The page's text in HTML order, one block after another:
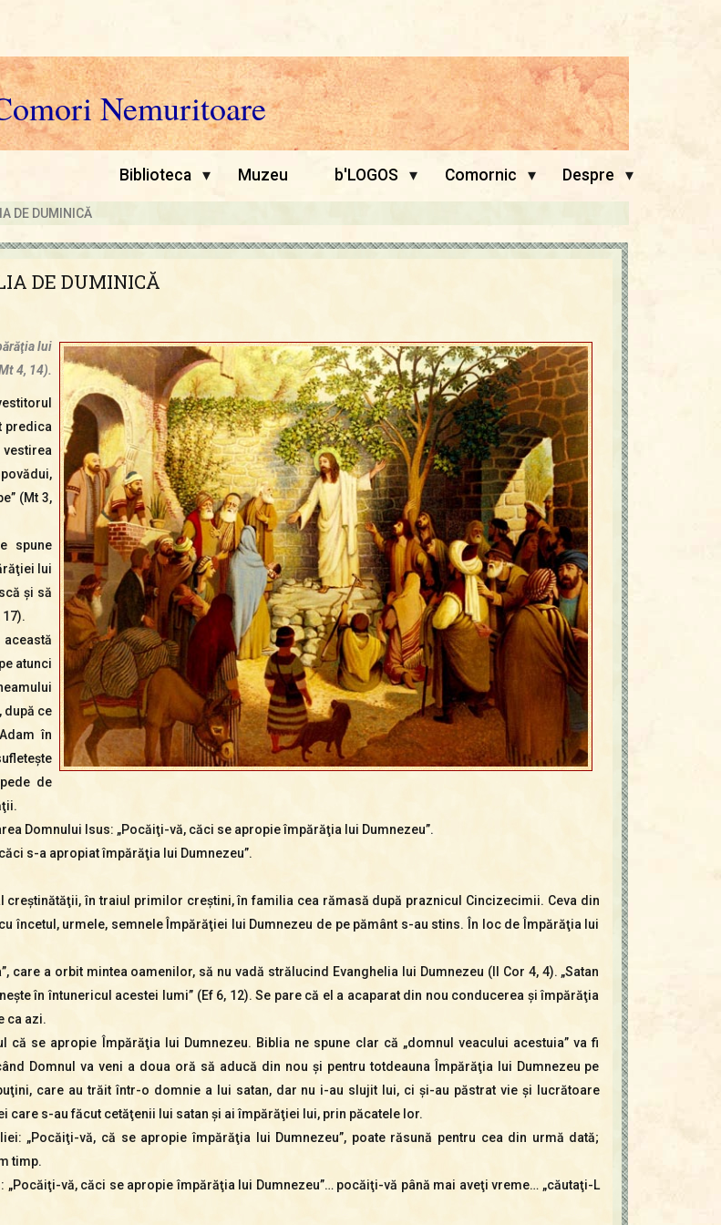
Nemuritoare
Biblioteca ▾ Muzeu b'LOGOS ▾ Comornic ▾ Despre ▾
DE DUMINICĂ
DE DUMINICĂ
lui
4, 14).
predica
(Mt 3,
spune
lui
şi să
atunci
după ce
în
de
Domnului Isus: „Pocăiţi-vă, căci se apropie împărăţia lui Dumnezeu”.
s-a apropiat împărăţia lui Dumnezeu”.
creştinătăţii, în traiul primilor creştini, în familia cea rămasă după praznicul Cincizecimii. Ceva din
încetul, urmele, semnele Împărăţiei lui Dumnezeu de pe pământ s-au stins. În loc de Împărăţia lui
care a orbit mintea oamenilor, să nu vadă strălucind Evanghelia lui Dumnezeu (II Cor 4, 4). „Satan
în întunericul acestei lumi” (Ef 6, 12). Se pare că el a acaparat din nou conducerea şi împărăţia
ca azi.
se apropie Împărăţia lui Dumnezeu. Biblia ne spune clar că „domnul veacului acestuia” va fi
Domnul va veni a doua oră să aducă din nou şi pentru totdeauna Împărăţia lui Dumnezeu pe
care au trăit într-o domnie a lui satan, dar nu i-au slujit lui, ci şi-au păstrat vie şi lucrătoare
s-au făcut cetăţenii lui satan şi ai împărăţiei lui, prin păcatele lor.
„Pocăiţi-vă, că se apropie împărăţia lui Dumnezeu”, poate răsună pentru cea din urmă dată;
timp.
vă, căci se apropie împărăţia lui Dumnezeu”… pocăiţi-vă până mai aveţi vreme… „căutaţi-L